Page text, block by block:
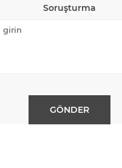
Soruşturma